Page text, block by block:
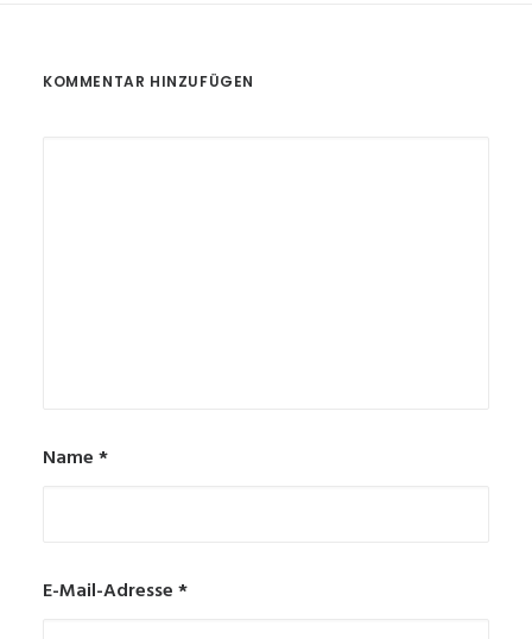
KOMMENTAR HINZUFÜGEN
Name*
E-Mail-Adresse*